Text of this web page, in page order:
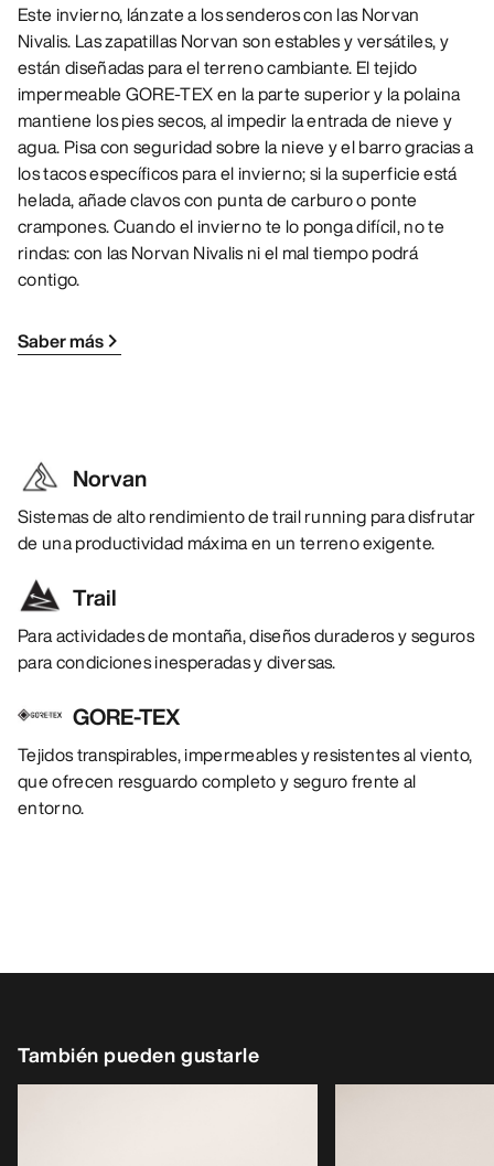
Este invierno, lánzate a los senderos con las Norvan
Nivalis. Las zapatillas Norvan son estables y versátiles, y
están diseñadas para el terreno cambiante. El tejido
impermeable GORE-TEX en la parte superior y la polaina
mantiene los pies secos, al impedir la entrada de nieve y
agua. Pisa con seguridad sobre la nieve y el barro gracias a
los tacos específicos para el invierno; si la superficie está
helada, añade clavos con punta de carburo o ponte
crampones. Cuando el invierno te lo ponga difícil, no te
rindas: con las Norvan Nivalis ni el mal tiempo podrá
contigo.
Saber más
Norvan
Sistemas de alto rendimiento de trail running para disfrutar
de una productividad máxima en un terreno exigente.
Trail
Para actividades de montaña, diseños duraderos y seguros
para condiciones inesperadas y diversas.
GORE-TEX
Tejidos transpirables, impermeables y resistentes al viento,
que ofrecen resguardo completo y seguro frente al
entorno.
También pueden gustarle